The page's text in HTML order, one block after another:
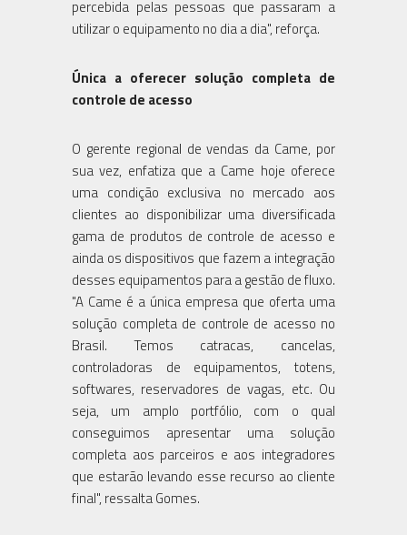
percebida pelas pessoas que passaram a
utilizar o equipamento no dia a dia", reforça.
Única a oferecer solução completa de
controle de acesso
O gerente regional de vendas da Came, por
sua vez, enfatiza que a Came hoje oferece
uma condição exclusiva no mercado aos
clientes ao disponibilizar uma diversificada
gama de produtos de controle de acesso e
ainda os dispositivos que fazem a integração
desses equipamentos para a gestão de fluxo.
"A Came é a única empresa que oferta uma
solução completa de controle de acesso no
Brasil. Temos catracas, cancelas,
controladoras de equipamentos, totens,
softwares, reservadores de vagas, etc. Ou
seja, um amplo portfólio, com o qual
conseguimos apresentar uma solução
completa aos parceiros e aos integradores
que estarão levando esse recurso ao cliente
final", ressalta Gomes.